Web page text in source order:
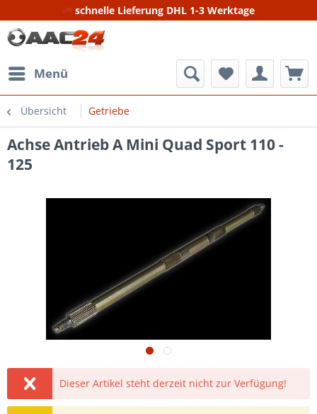
schnelle Lieferung DHL 1-3 Werktage
Menü
Übersicht Getriebe
Achse Antrieb A Mini Quad Sport 110 -
125
Dieser Artikel steht derzeit nicht zur Verfügung!